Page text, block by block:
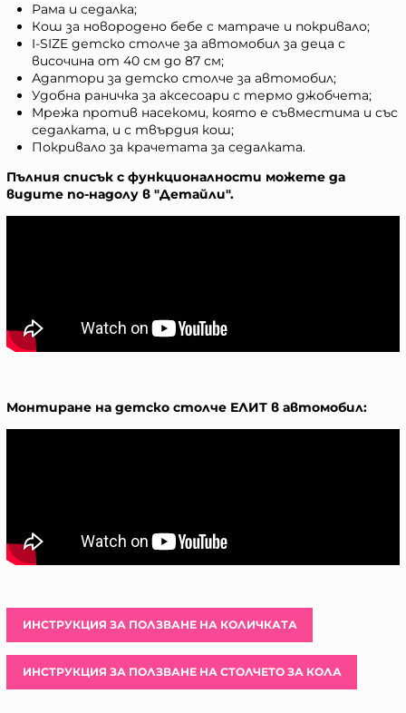
Рама и седалка;
Кош за новородено бебе с матраче и покривало;
I-SIZE детско столче за автомобил за деца с
височина от 40 см до 87 см;
Адаптори за детско столче за автомобил;
Удобна раничка за аксесоари с термо джобчета;
Мрежа против насекоми, която е съвместима и със
седалката, и с твърдия кош;
Покривало за крачетата за седалката.
Пълния списък с функционалности можете да
видите по-надолу в "Детайли".
Монтиране на детско столче ЕЛИТ в автомобил:
ИНСТРУКЦИЯ ЗА ПОЛЗВАНЕ НА КОЛИЧКАТА
ИНСТРУКЦИЯ ЗА ПОЛЗВАНЕ НА СТОЛЧЕТО ЗА КОЛА